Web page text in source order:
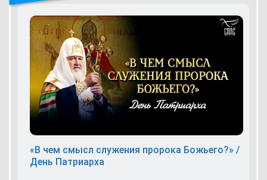
«В чем смысл служения пророка Божьего?» /
День Патриарха